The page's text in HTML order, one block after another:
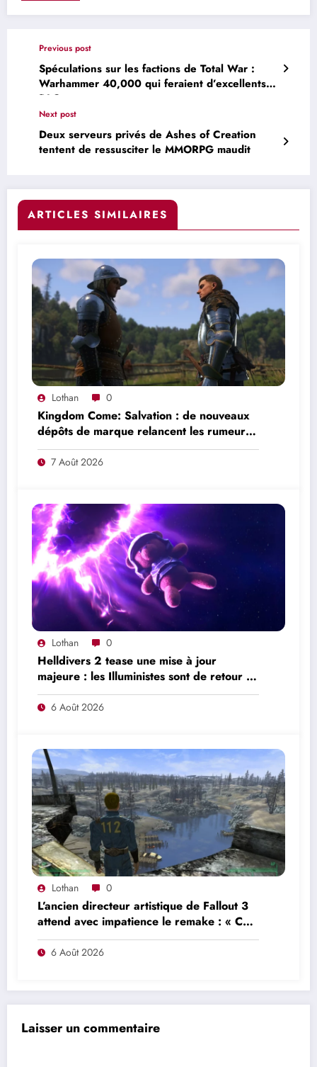
Previous post
Spéculations sur les factions de Total War :
Warhammer 40,000 qui feraient d’excellents
DLC
Next post
Deux serveurs privés de Ashes of Creation
tentent de ressusciter le MMORPG maudit
ARTICLES SIMILAIRES
Lothan 0
Kingdom Come: Salvation : de nouveaux
dépôts de marque relancent les rumeurs
d’un mode en ligne
7 Août 2026
Lothan 0
Helldivers 2 tease une mise à jour
majeure : les Illuministes sont de retour et
une nouvelle offensive se prépare
6 Août 2026
Lothan 0
L’ancien directeur artistique de Fallout 3
attend avec impatience le remake : « Ce
n’était pas du tout le jeu que nous
voulions créer »
6 Août 2026
Laisser un commentaire